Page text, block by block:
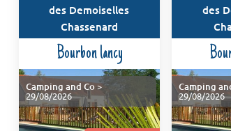
des Demoiselles
Chassenard
Bourbon lancy
Camping and Co>
29/08/2026
des
Camping
29/08/2026